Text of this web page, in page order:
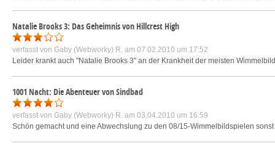
Natalie Brooks 3: Das Geheimnis von Hillcrest High
verfasst von Gaby (Webworky) R. am 07.02.2010 um 17:52
Leider krankt auch "Natalie Brooks 3" an der Krankheit der meisten
1001 Nacht: Die Abenteuer von Sindbad
verfasst von Gaby (Webworky) R. am 03.04.2010 um 16:59
Schön gemacht und eine Abwechslung zu den 08/15-Wimmelbildspielen